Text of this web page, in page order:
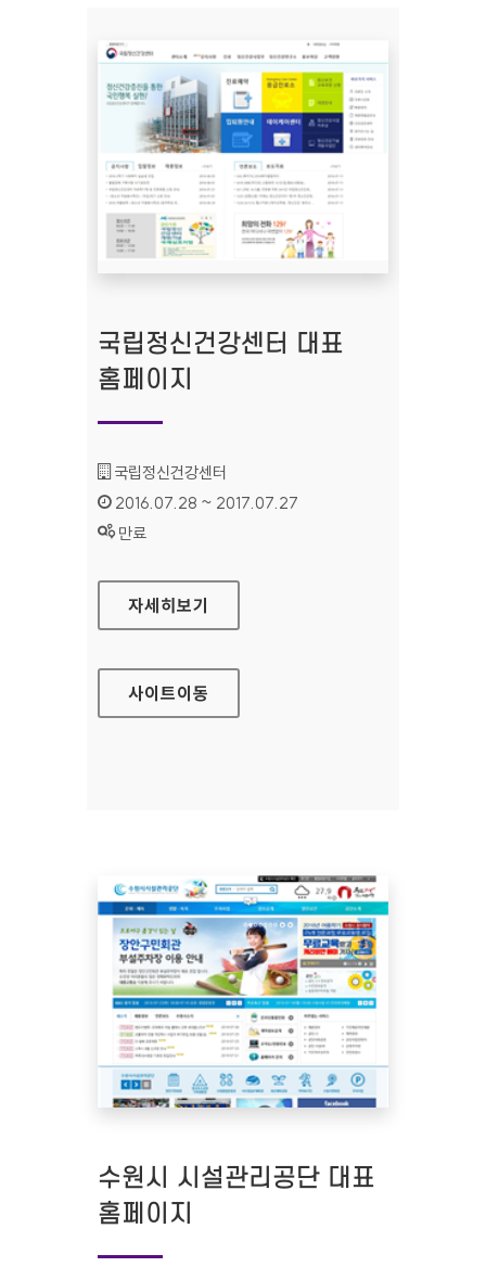
국립정신건강센터 대표
홈페이지
기관명 :
국립정신건강센터
인증기간 :
2016.07.28 ~ 2017.07.27
상태 :
만료
국립정신건강센터 대표 홈페이지
자세히보기
사이트이동
수원시 시설관리공단 대표
홈페이지